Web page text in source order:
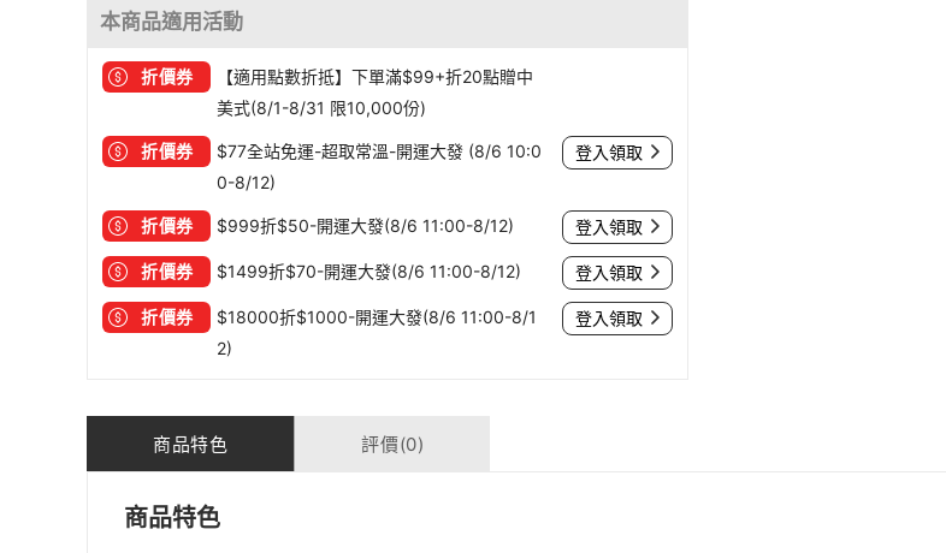
本商品適用活動
折價券
【適用點數折抵】下單滿$99+折20點贈中
美式(8/1-8/31 限10,000份)
折價券
$77全站免運-超取常溫-開運大發 (8/6 10:0
0-8/12)
登入領取
折價券 $999折$50-開運大發(8/6 11:00-8/12) 登入領取
折價券 $1499折$70-開運大發(8/6 11:00-8/12) 登入領取
折價券
$18000折$1000-開運大發(8/6 11:00-8/1
2)
登入領取
商品特色 評價(0)
商品特色